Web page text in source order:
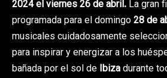
2024el viernes 26 de abril. La gran
programada para el domingo28 de
musicales cuidadosamente
para inspirar y energizar a los
bañada por el sol de Ibizadurante